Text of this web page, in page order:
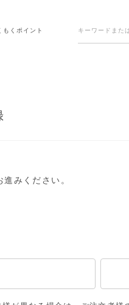
もくポイント
みください。